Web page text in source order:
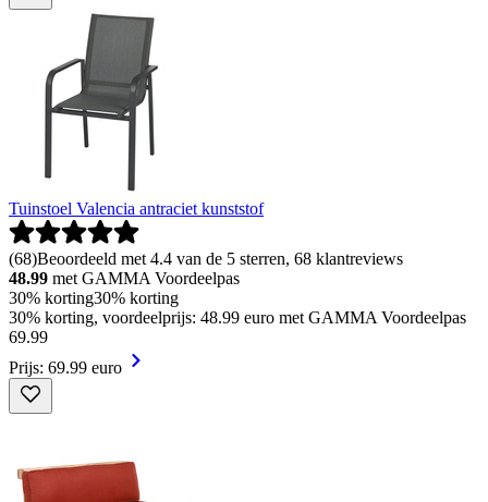
Tuinstoel Valencia antraciet kunststof
(68)Beoordeeld met 4.4 van de 5 sterren, 68 klantreviews
48.99 met GAMMA Voordeelpas
30% korting30% korting
30% korting, voordeelprijs: 48.99 euro met GAMMA Voordeelpas
69.99
Prijs: 69.99 euro